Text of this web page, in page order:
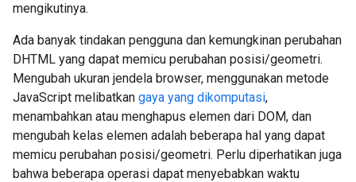
mengikutinya.
Ada banyak tindakan pengguna dan kemungkinan perubahan
DHTML yang dapat memicu perubahan posisi/geometri.
Mengubah ukuran jendela browser, menggunakan metode
JavaScript melibatkan gaya yang dikomputasi,
menambahkan atau menghapus elemen dari DOM, dan
mengubah kelas elemen adalah beberapa hal yang dapat
memicu perubahan posisi/geometri. Perlu diperhatikan juga
bahwa beberapa operasi dapat menyebabkan waktu